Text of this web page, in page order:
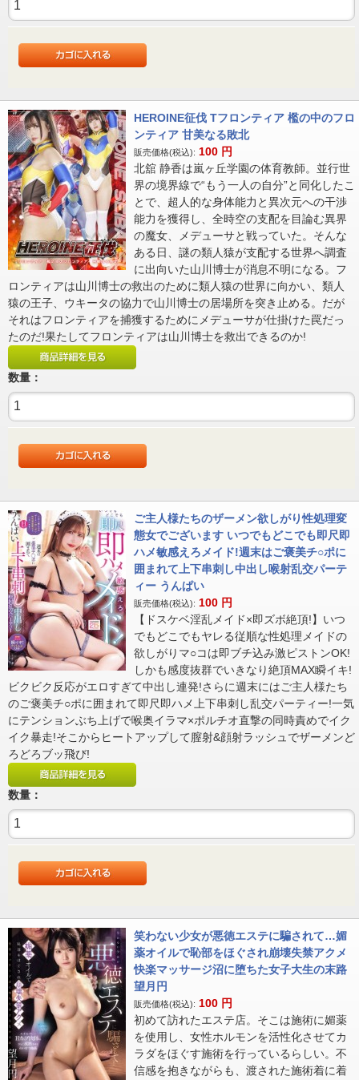
HEROINE征伐 Tフロンティア 檻の中のフロ
ンティア 甘美なる敗北
販売価格(税込): 100 円
北舘 静香は嵐ヶ丘学園の体育教師。並行世
界の境界線で“もう一人の自分”と同化したこ
とで、超人的な身体能力と異次元への干渉
能力を獲得し、全時空の支配を目論む異界
の魔女、メデューサと戦っていた。そんな
ある日、謎の類人猿が支配する世界へ調査
に出向いた山川博士が消息不明になる。フ
ロンティアは山川博士の救出のために類人猿の世界に向かい、類人
猿の王子、ウキータの協力で山川博士の居場所を突き止める。だが
それはフロンティアを捕獲するためにメデューサが仕掛けた罠だっ
たのだ!果たしてフロンティアは山川博士を救出できるのか!
数量：
ご主人様たちのザーメン欲しがり性処理変
態女でございます いつでもどこでも即尺即
ハメ敏感えろメイド!週末はご褒美チ○ポに
囲まれて上下串刺し中出し喉射乱交パーテ
ィー うんぱい
販売価格(税込): 100 円
【ドスケベ淫乱メイド×即ズボ絶頂!】いつ
でもどこでもヤレる従順な性処理メイドの
欲しがりマ○コは即ブチ込み激ピストンOK!
しかも感度抜群でいきなり絶頂MAX瞬イキ!
ビクビク反応がエロすぎて中出し連発!さらに週末にはご主人様たち
のご褒美チ○ポに囲まれて即尺即ハメ上下串刺し乱交パーティー!一気
にテンションぶち上げで喉奥イラマ×ポルチオ直撃の同時責めでイク
イク暴走!そこからヒートアップして膣射&顔射ラッシュでザーメンど
ろどろブッ飛び!
数量：
笑わない少女が悪徳エステに騙されて…媚
薬オイルで恥部をほぐされ崩壊失禁アクメ
快楽マッサージ沼に堕ちた女子大生の末路
望月円
販売価格(税込): 100 円
初めて訪れたエステ店。そこは施術に媚薬
を使用し、女性ホルモンを活性化させてカ
ラダをほぐす施術を行っているらしい。不
信感を抱きながらも、渡された施術着に着